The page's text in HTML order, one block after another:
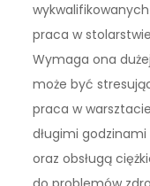
praca w
Wymaga ona
może być
praca w
długimi
oraz obsługą